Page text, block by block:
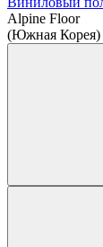
Alpine Floor
(Южная Корея)